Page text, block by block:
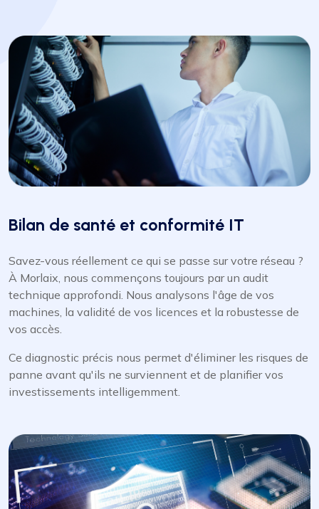
Bilan de santé et conformité IT
Savez-vous réellement ce qui se passe sur votre réseau ?
À Morlaix, nous commençons toujours par un audit
technique approfondi. Nous analysons l'âge de vos
machines, la validité de vos licences et la robustesse de
vos accès.
Ce diagnostic précis nous permet d'éliminer les risques de
panne avant qu'ils ne surviennent et de planifier vos
investissements intelligemment.